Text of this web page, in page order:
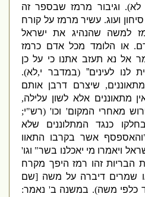
).וגיבור מרמז שבספר זה
ועוג.עשיר מרמז על קורח
למשה שהנהיג את ישראל
.או הלומד מכל אדם כרמז
אל נא תעזב אתנו כי על כן
לעינים”( במדבר י, לא).
,שיצרם דרבן אותם
מתאוננים אלא לשון עלילה,
מאחרי המקום'וכו ' (רש"י;
כנגד המתלוננים שלא
אשר בקרבו התאוו
ויאמרו מי יאכלנו בשר"וגו '
זהו רמז היפך מקרח
דיברה על משה[שם
משה).במשנה ב 'נאמר: